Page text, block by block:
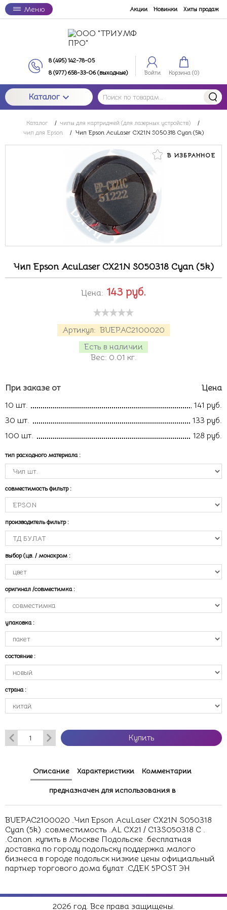
Меню Акции Новинки Хиты продаж
8 (495) 142-78-05
8 (977) 658-33-06 (выходные)
Войти Корзина (0)
Каталог
Каталог / чипы для картриджей (для лазерных устройств)
/
чип для Epson
/ Чип Epson AcuLaser CX21N S050318 Cyan (5k)
В ИЗБРАННОЕ
Чип Epson AcuLaser CX21N S050318 Cyan (5k)
Артикул: BUEPAC2100020
Есть в наличии
Вес: 0.01 кг.
Цена: 143 руб.
При заказе от
Цена
10 шт.
141 руб.
30 шт.
133 руб.
100 шт.
128 руб.
тип расходного материала :
совместимость фильтр :
производитель фильтр :
выбор (цв. / монохром :
оригинал /совместимка :
упаковка :
состояние :
страна :
Купить
Описание Характеристики Комментарии
предназначен для использования в
BUEPAC2100020 .Чип Epson AcuLaser CX21N S050318
Cyan (5k) .совместимость .AL CX21 / C13S050318 C .
.Canon .купить в Москве Подольске .бесплатная
доставка по городу подольску поддержка малого
бизнеса в городе подольск низкие цены официальный
партнер торгового дома булат .СДЕК 5POST ЭН
2026 год. Все права защищены.